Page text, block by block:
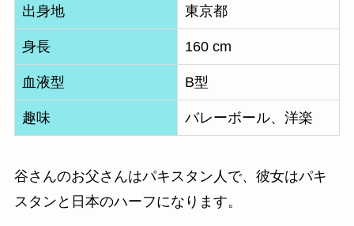
出身地 東京都
身長 160 cm
血液型 B型
趣味 バレーボール、洋楽
谷さんのお父さんはパキスタン人で、彼女はパキ
スタンと日本のハーフになります。